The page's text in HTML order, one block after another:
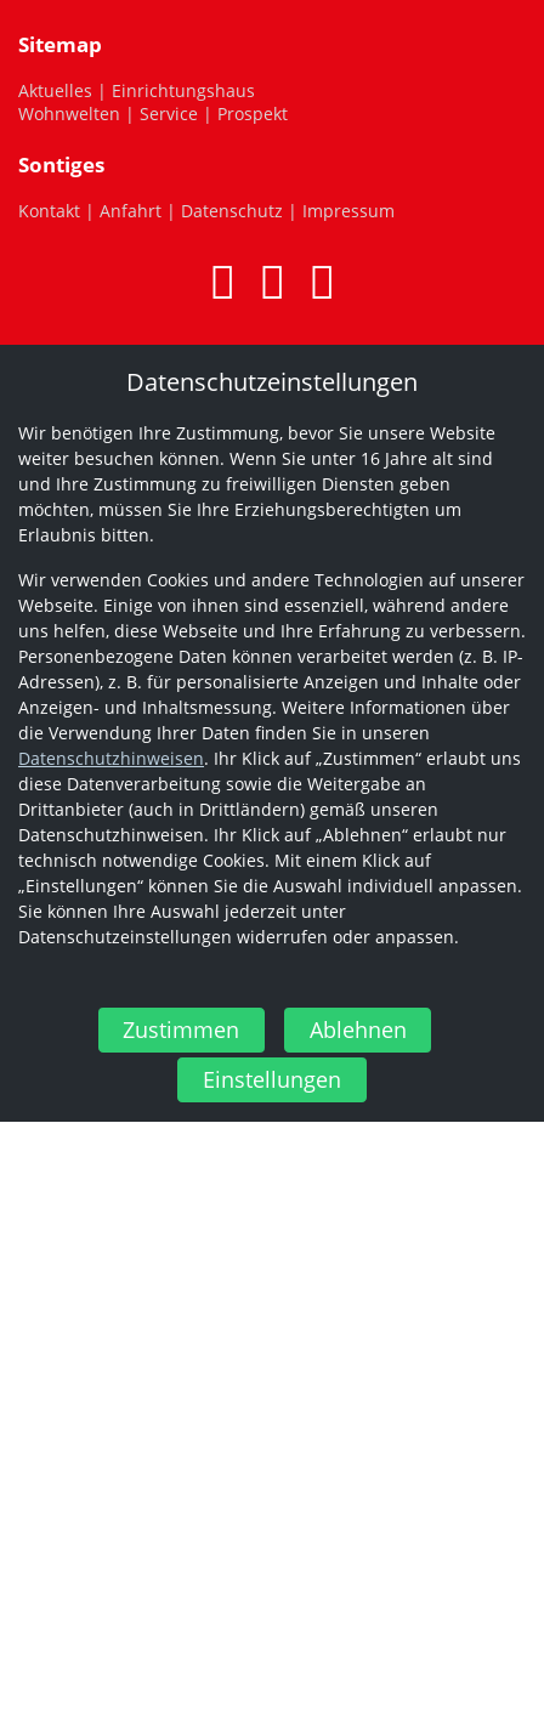
Sitemap
Aktuelles | Einrichtungshaus
Wohnwelten | Service | Prospekt
Sontiges
Kontakt | Anfahrt | Datenschutz | Impressum
Datenschutzeinstellungen
Wir benötigen Ihre Zustimmung, bevor Sie unsere Website
weiter besuchen können. Wenn Sie unter 16 Jahre alt sind
und Ihre Zustimmung zu freiwilligen Diensten geben
möchten, müssen Sie Ihre Erziehungsberechtigten um
Erlaubnis bitten.
Wir verwenden Cookies und andere Technologien auf unserer
Webseite. Einige von ihnen sind essenziell, während andere
uns helfen, diese Webseite und Ihre Erfahrung zu verbessern.
Personenbezogene Daten können verarbeitet werden (z. B. IP-
Adressen), z. B. für personalisierte Anzeigen und Inhalte oder
Anzeigen- und Inhaltsmessung. Weitere Informationen über
die Verwendung Ihrer Daten finden Sie in unseren
Datenschutzhinweisen. Ihr Klick auf „Zustimmen“ erlaubt uns
diese Datenverarbeitung sowie die Weitergabe an
Drittanbieter (auch in Drittländern) gemäß unseren
Datenschutzhinweisen. Ihr Klick auf „Ablehnen“ erlaubt nur
technisch notwendige Cookies. Mit einem Klick auf
„Einstellungen“ können Sie die Auswahl individuell anpassen.
Sie können Ihre Auswahl jederzeit unter
Datenschutzeinstellungen widerrufen oder anpassen.
Zustimmen
Ablehnen
Einstellungen